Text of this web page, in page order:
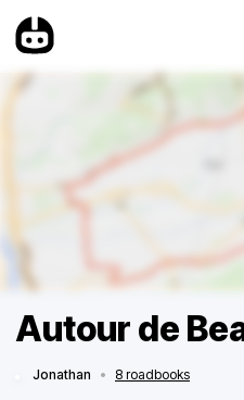
Autour de
Jonathan • 8 roadbooks